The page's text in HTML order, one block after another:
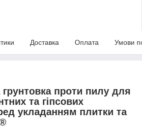
Доставка Оплата Умови
проти пилу для
та гіпсових
укладанням плитки та